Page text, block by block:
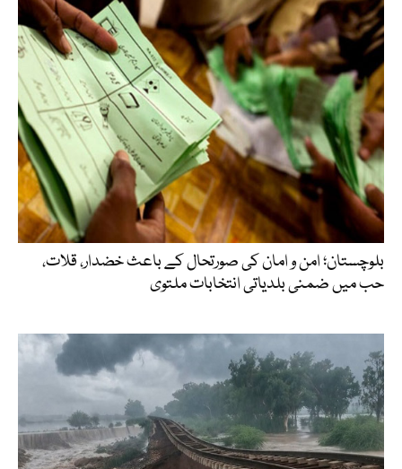
بلوچستان؛ امن و امان کی صورتحال کے باعث خضدار، قلات،
حب میں ضمنی بلدیاتی انتخابات ملتوی